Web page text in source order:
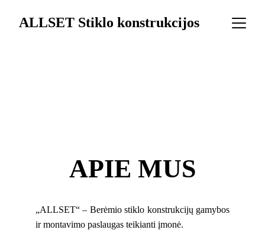
ALLSET Stiklo konstrukcijos
APIE MUS
„ALLSET“ – Berėmio stiklo konstrukcijų gamybos
ir montavimo paslaugas teikianti įmonė.